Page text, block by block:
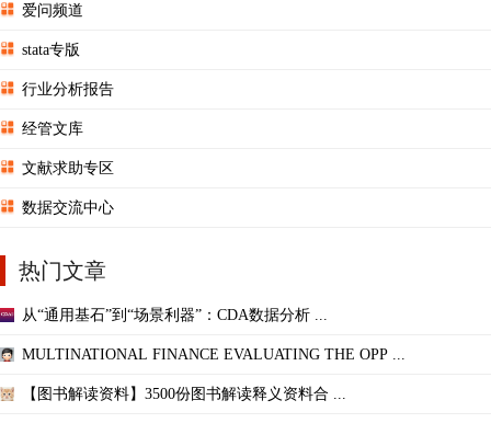
爱问频道
stata专版
行业分析报告
经管文库
文献求助专区
数据交流中心
热门文章
从“通用基石”到“场景利器”：CDA数据分析 ...
MULTINATIONAL FINANCE EVALUATING THE OPP ...
【图书解读资料】3500份图书解读释义资料合 ...